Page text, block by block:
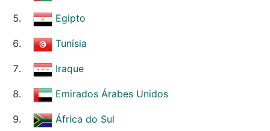
Egipto
Tunísia
Iraque
Emirados Árabes Unidos
África do Sul